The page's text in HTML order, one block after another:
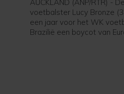
AUCKLAND (ANP/RTR) -
voetbalster Lucy Bronze
een jaar voor het WK
Brazilië een boycot van